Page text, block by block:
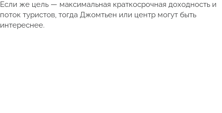
Если же цель — максимальная краткосрочная доходность и
поток туристов, тогда Джомтьен или центр могут быть
интереснее.